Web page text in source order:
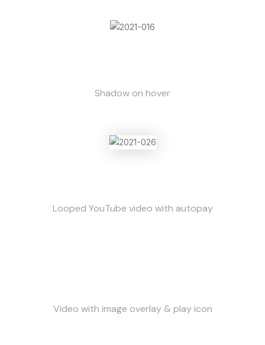
Shadow on hover
Looped YouTube video with autopay
Video with image overlay & play icon